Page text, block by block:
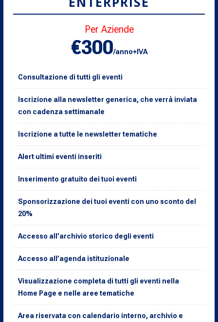
Per Aziende
€300/anno+IVA
Consultazione di tutti gli eventi
Iscrizione alla newsletter generica, che verrà inviata
con cadenza settimanale
Iscrizione a tutte le newsletter tematiche
Alert ultimi eventi inseriti
Inserimento gratuito dei tuoi eventi
Sponsorizzazione dei tuoi eventi con uno sconto del
20%
Accesso all’archivio storico degli eventi
Accesso all’agenda istituzionale
Visualizzazione completa di tutti gli eventi nella
Home Page e nelle aree tematiche
Area riservata con calendario interno, archivio e